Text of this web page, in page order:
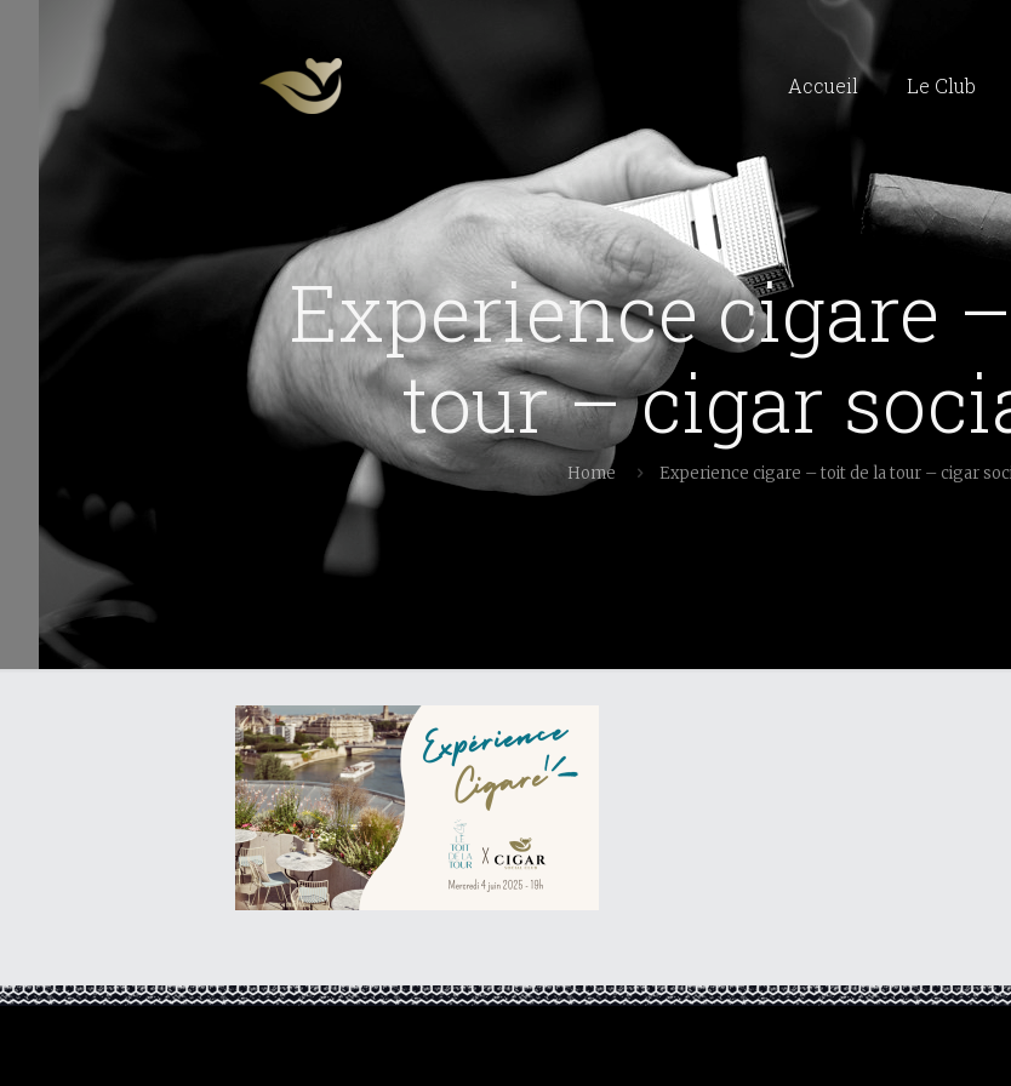
Accueil Le Club
Experience cigare
tour – cigar
Home Experience cigare – toit de la tour – cigar